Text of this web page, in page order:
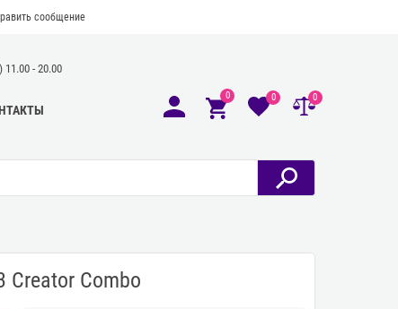
сообщение
- 20.00
0 0 0
Creator Combo